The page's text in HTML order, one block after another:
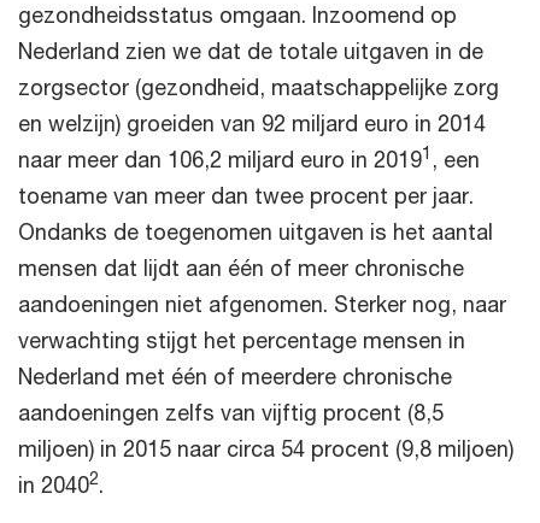
gezondheidsstatus omgaan. Inzoomend op
Nederland zien we dat de totale uitgaven in de
zorgsector (gezondheid, maatschappelijke zorg
en welzijn) groeiden van 92 miljard euro in 2014
naar meer dan 106,2 miljard euro in 20191 , een
toename van meer dan twee procent per jaar.
Ondanks de toegenomen uitgaven is het aantal
mensen dat lijdt aan één of meer chronische
aandoeningen niet afgenomen. Sterker nog, naar
verwachting stijgt het percentage mensen in
Nederland met één of meerdere chronische
aandoeningen zelfs van vijftig procent (8,5
miljoen) in 2015 naar circa 54 procent (9,8 miljoen)
in 20402.